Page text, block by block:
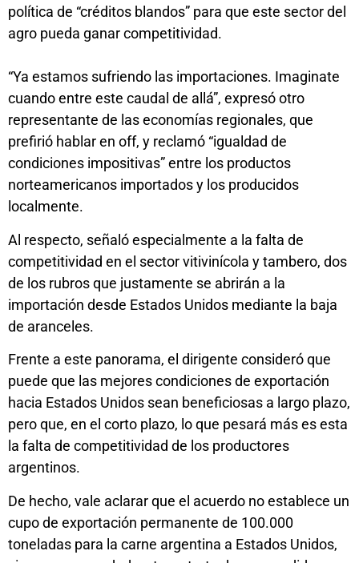
política de “créditos blandos” para que este sector del
agro pueda ganar competitividad.
“Ya estamos sufriendo las importaciones. Imaginate
cuando entre este caudal de allá”, expresó otro
representante de las economías regionales, que
prefirió hablar en off, y reclamó “igualdad de
condiciones impositivas” entre los productos
norteamericanos importados y los producidos
localmente.
Al respecto, señaló especialmente a la falta de
competitividad en el sector vitivinícola y tambero, dos
de los rubros que justamente se abrirán a la
importación desde Estados Unidos mediante la baja
de aranceles.
Frente a este panorama, el dirigente consideró que
puede que las mejores condiciones de exportación
hacia Estados Unidos sean beneficiosas a largo plazo,
pero que, en el corto plazo, lo que pesará más es esta
la falta de competitividad de los productores
argentinos.
De hecho, vale aclarar que el acuerdo no establece un
cupo de exportación permanente de 100.000
toneladas para la carne argentina a Estados Unidos,